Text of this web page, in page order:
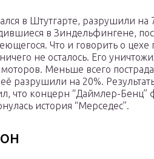
в Штутгарте, разрушили
в Зиндельфингене,
Что и говорить о
не осталось. Его
Меньше всего
разрушили на 20%.
что концерн “Даймлер-
история “Мерседес”.